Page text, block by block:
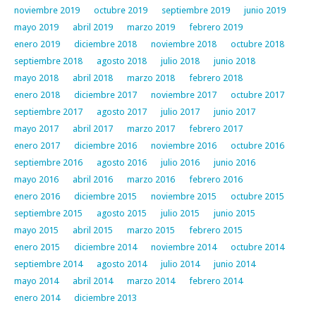
noviembre 2019 octubre 2019 septiembre 2019
junio 2019
mayo 2019
abril 2019 marzo 2019
febrero 2019
enero 2019
diciembre 2018 noviembre 2018
octubre 2018
septiembre 2018
agosto 2018 julio 2018
junio 2018
mayo 2018
abril 2018 marzo 2018
febrero 2018
enero 2018
diciembre 2017 noviembre 2017
octubre 2017
septiembre 2017
agosto 2017 julio 2017
junio 2017
mayo 2017
abril 2017 marzo 2017
febrero 2017
enero 2017
diciembre 2016 noviembre 2016
octubre 2016
septiembre 2016
agosto 2016 julio 2016
junio 2016
mayo 2016
abril 2016 marzo 2016
febrero 2016
enero 2016
diciembre 2015 noviembre 2015
octubre 2015
septiembre 2015
agosto 2015 julio 2015
junio 2015
mayo 2015
abril 2015 marzo 2015
febrero 2015
enero 2015
diciembre 2014 noviembre 2014
octubre 2014
septiembre 2014
agosto 2014 julio 2014
junio 2014
mayo 2014
abril 2014 marzo 2014
febrero 2014
enero 2014
diciembre 2013